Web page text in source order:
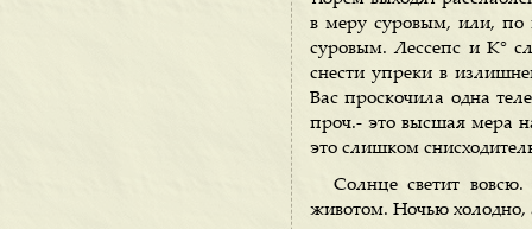
в меру суровым, или, по
суровым. Лессепс и К°
снести упреки в
Вас проскочила одна
проч.- это высшая мера
это слишком
Солнце светит
животом. Ночью